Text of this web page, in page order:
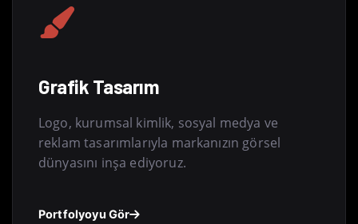
Grafik Tasarım
Logo, kurumsal kimlik, sosyal medya ve
reklam tasarımlarıyla markanızın görsel
dünyasını inşa ediyoruz.
Portfolyoyu Gör